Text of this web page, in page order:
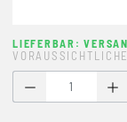
LIEFERBAR:
Produkt